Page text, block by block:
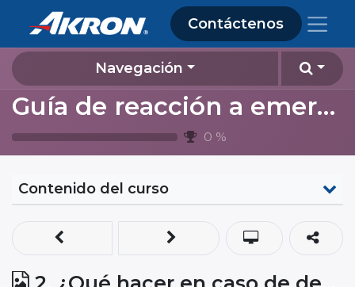
Contáctenos
Navegación
Guía de reacción a emergencias
0 %
Contenido del curso